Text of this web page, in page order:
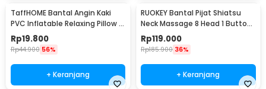
TaffHOME Bantal Angin Kaki
PVC Inflatable Relaxing Pillow -
JJ06114
Rp19.800
Rp44.900 56%
+ Keranjang
RUOKEY Bantal Pijat Shiatsu
Neck Massage 8 Head 1 Button
- CMH-8028
Rp119.000
Rp185.900 36%
+ Keranjang